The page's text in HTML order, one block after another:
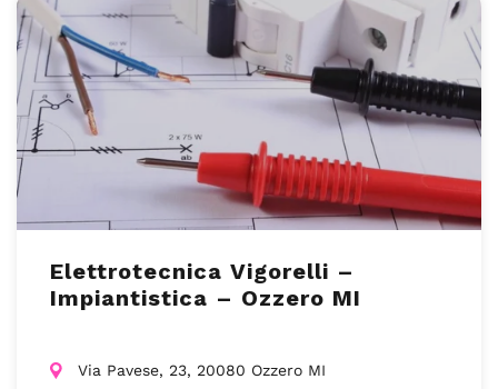
Elettrotecnica Vigorelli –
Impiantistica – Ozzero MI
Via Pavese, 23, 20080 Ozzero MI